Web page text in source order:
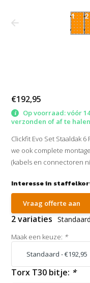
€192,95
Op voorraad: vóór
verzonden of af te halen
Clickfit Evo Set Staaldak
we ook complete
(kabels en connectoren
Interesse in
Vraag offerte aan
2 variaties Standaard
Maak een keuze: *
Torx T30 bitje: *